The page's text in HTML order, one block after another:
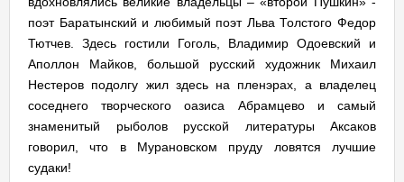
поэт Баратынский и любимый поэт Льва Толстого Федор
Тютчев. Здесь гостили Гоголь, Владимир Одоевский и
Аполлон Майков, большой русский художник Михаил
Нестеров подолгу жил здесь на пленэрах, а владелец
соседнего творческого оазиса Абрамцево и самый
знаменитый рыболов русской литературы Аксаков
говорил, что в Мурановском пруду ловятся лучшие
судаки!